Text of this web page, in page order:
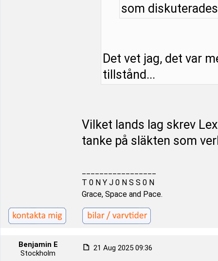
som
Det vet jag, det var
tillstånd...
Vilket lands lag skrev
tanke på släkten som
T 0 N Y J 0 N S S 0 N
Grace, Space and Pace.
Benjamin E
Stockholm
21 Aug 2025 09:36